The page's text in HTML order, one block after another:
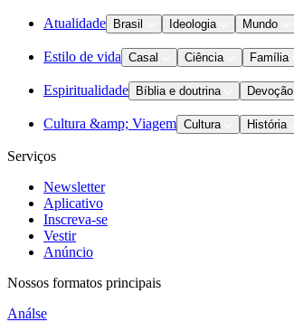
Atualidade Brasil Ideologia Mundo
Estilo de vida Casal Ciência Família
Espiritualidade Bíblia e doutrina Devoção
Cultura &amp; Viagem Cultura História
Serviços
Newsletter
Aplicativo
Inscreva-se
Vestir
Anúncio
Nossos formatos principais
Análse